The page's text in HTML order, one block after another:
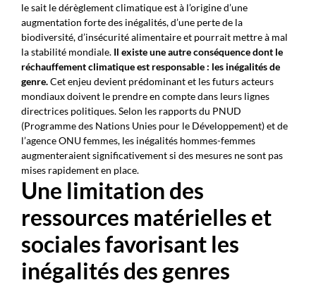
le sait le dérèglement climatique est à l’origine d’une
augmentation forte des inégalités, d’une perte de la
biodiversité, d’insécurité alimentaire et pourrait mettre à mal
la stabilité mondiale. Il existe une autre conséquence dont le
réchauffement climatique est responsable : les inégalités de
genre.Cet enjeu devient prédominant et les futurs acteurs
mondiaux doivent le prendre en compte dans leurs lignes
directrices politiques. Selon les rapports du PNUD
(Programme des Nations Unies pour le Développement) et de
l’agence ONU femmes, les inégalités hommes-femmes
augmenteraient significativement si des mesures ne sont pas
mises rapidement en place.
Une limitation des
ressources matérielles et
sociales favorisant les
inégalités des genres